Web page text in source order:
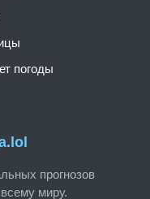
прогнозов
миру.
погоды